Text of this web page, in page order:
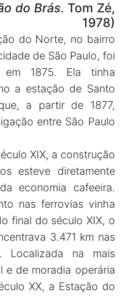
do Brás. Tom Zé,
1978)
do Norte, no bairro
de São Paulo, foi
em 1875. Ela tinha
a estação de Santo
a partir de 1877,
entre São Paulo
XIX, a construção
esteve diretamente
economia cafeeira.
nas ferrovias vinha
final do século XIX, o
3.471 km nas
Localizada na mais
e de moradia operária
XX, a Estação do